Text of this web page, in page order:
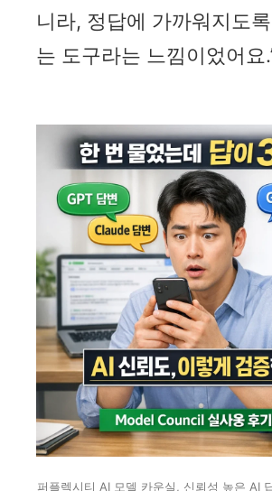
니라, 정답에 가까워지도록
는 도구라는 느낌이었어요
퍼플렉시티 AI 모델 카운실, 신뢰성 높은 AI